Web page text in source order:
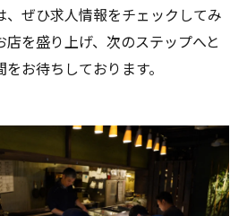
、ぜひ求人情報をチェックしてみ
を盛り上げ、次のステップへと
お待ちしております。